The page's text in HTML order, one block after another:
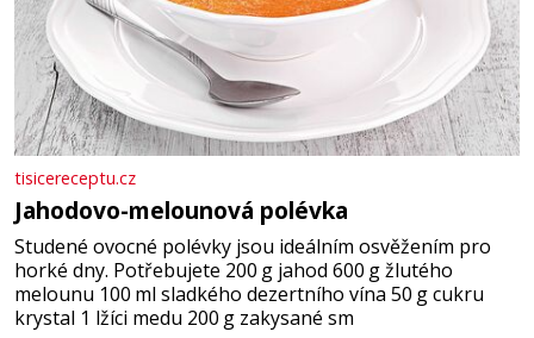
tisicereceptu.cz
Jahodovo-melounová polévka
Studené ovocné polévky jsou ideálním osvěžením pro
horké dny. Potřebujete 200 g jahod 600 g žlutého
melounu 100 ml sladkého dezertního vína 50 g cukru
krystal 1 lžíci medu 200 g zakysané sm